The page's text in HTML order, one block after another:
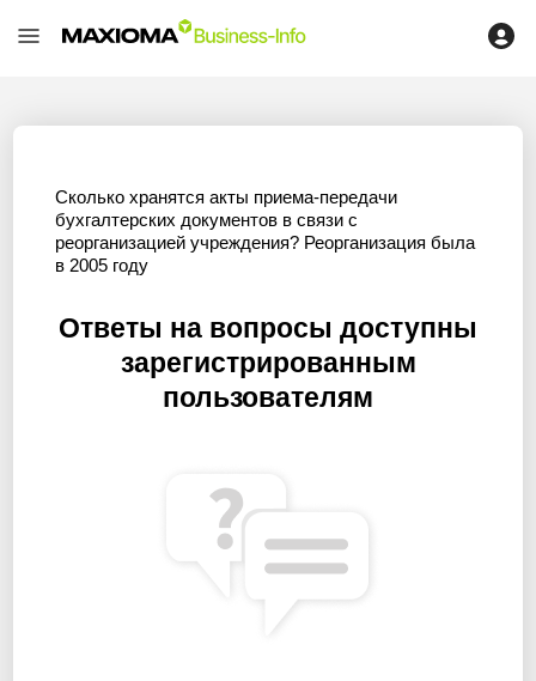
Сколько хранятся акты приема-передачи
бухгалтерских документов в связи с
реорганизацией учреждения? Реорганизация была
в 2005 году
Ответы на вопросы доступны
зарегистрированным
пользователям